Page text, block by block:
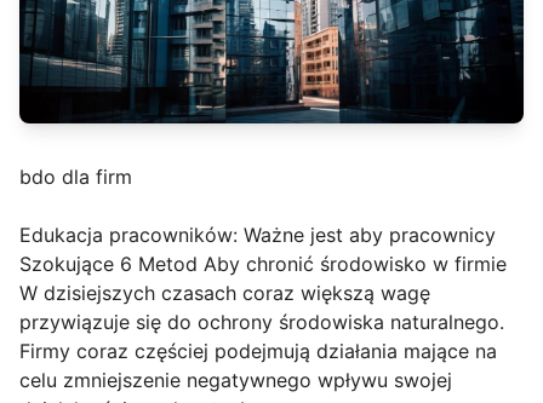
bdo dla firm
Edukacja pracowników: Ważne jest aby pracownicy
Szokujące 6 Metod Aby chronić środowisko w firmie
W dzisiejszych czasach coraz większą wagę
przywiązuje się do ochrony środowiska naturalnego.
Firmy coraz częściej podejmują działania mające na
celu zmniejszenie negatywnego wpływu swojej